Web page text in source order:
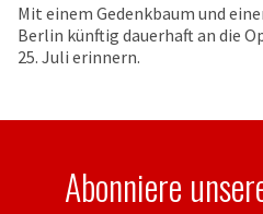
Mit einem Gedenkbaum und
Berlin künftig dauerhaft an die
25. Juli erinnern.
Abonniere